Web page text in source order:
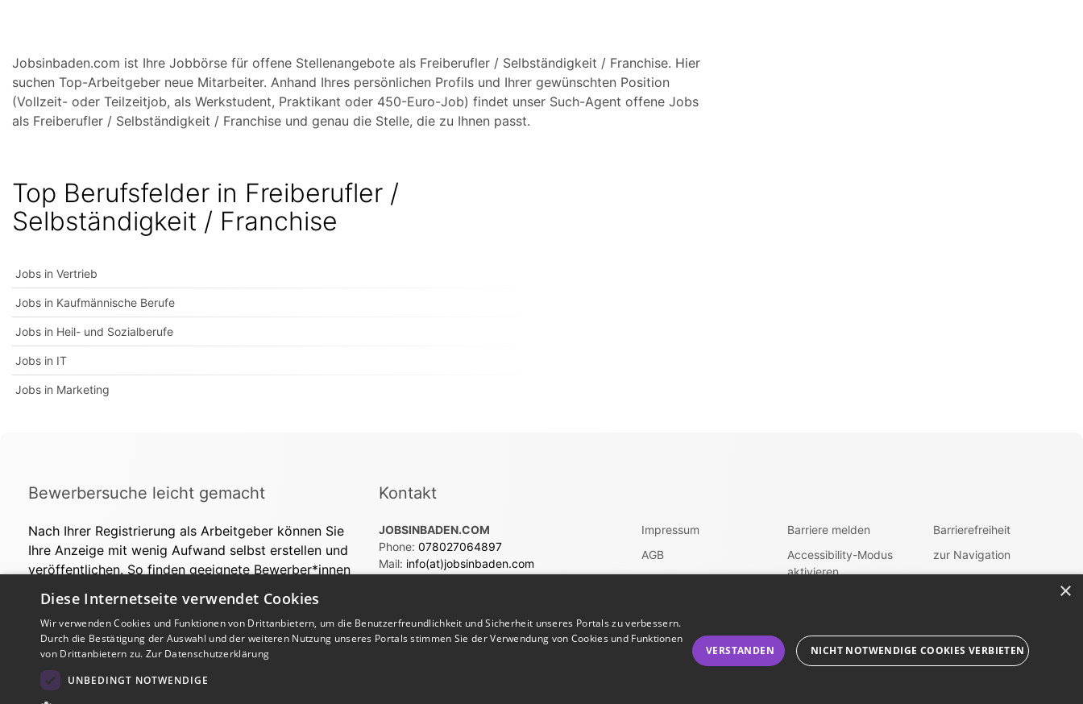
Jobsinbaden.com ist Ihre Jobbörse für offene Stellenangebote als Freiberufler / Selbständigkeit / Franchise. Hier
suchen Top-Arbeitgeber neue Mitarbeiter. Anhand Ihres persönlichen Profils und Ihrer gewünschten Position
(Vollzeit- oder Teilzeitjob, als Werkstudent, Praktikant oder 450-Euro-Job) findet unser Such-Agent offene Jobs
als Freiberufler / Selbständigkeit / Franchise und genau die Stelle, die zu Ihnen passt.
Top Berufsfelder in Freiberufler /
Selbständigkeit / Franchise
Jobs in Vertrieb
Jobs in Kaufmännische Berufe
Jobs in Heil- und Sozialberufe
Jobs in IT
Jobs in Marketing
Bewerbersuche leicht gemacht
Nach Ihrer Registrierung als Arbeitgeber können Sie
Ihre Anzeige mit wenig Aufwand selbst erstellen und
veröffentlichen. So finden geeignete Bewerber*innen
Ihr Stellenangebot und Sie passende Kandidat*innen!
Kontakt
JOBSINBADEN.COM
Phone: 078027064897
Mail: info(at)jobsinbaden.com
Impressum
AGB
Barriere melden
Accessibility-Modus
aktivieren
Barrierefreiheit
zur Navigation
Copyright © 2026. Alle Rechte vorbehalten.
×
Diese Internetseite verwendet Cookies
Wir verwenden Cookies und Funktionen von Drittanbietern, um die Benutzerfreundlichkeit und Sicherheit unseres Portals zu verbessern.
Durch die Bestätigung der Auswahl und der weiteren Nutzung unseres Portals stimmen Sie der Verwendung von Cookies und Funktionen
von Drittanbietern zu. Zur Datenschutzerklärung
UNBEDINGT NOTWENDIGE
VERSTANDEN NICHT NOTWENDIGE COOKIES VERBIETEN